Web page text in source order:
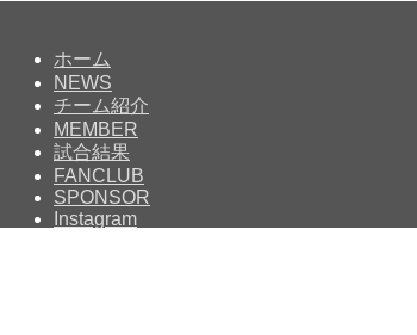
ホーム
NEWS
チーム紹介
MEMBER
試合結果
FANCLUB
SPONSOR
Instagram